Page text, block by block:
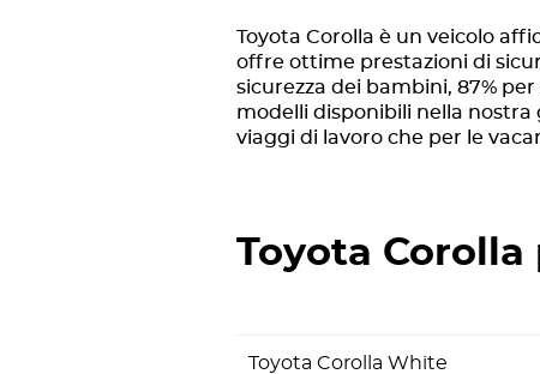
Toyota Corolla è un veicolo
offre ottime prestazioni di
sicurezza dei bambini, 87%
modelli disponibili nella nostra
viaggi di lavoro che per le
Toyota Corolla
Toyota Corolla White